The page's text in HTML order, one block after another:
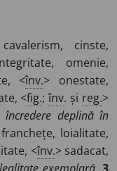
cinste,
omenie,
<înv.> onestate,
<fig.;înv. și reg.>
încredere deplină în
loialitate,
<înv.> sadacat,